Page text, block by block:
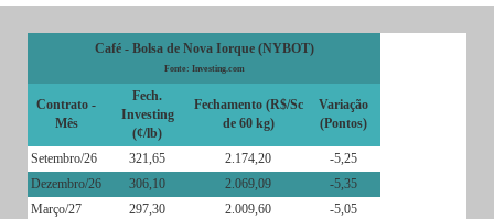
Café - Bolsa de Nova Iorque (NYBOT)
Fonte: Investing.com
Contrato -
Mês
Fech.
Investing
(¢/lb)
Fechamento (R$/Sc
de 60 kg)
Variação
(Pontos)
Setembro/26 321,65 2.174,20
-5,25
Dezembro/26
306,10 2.069,09
-5,35
Março/27
297,30 2.009,60
-5,05